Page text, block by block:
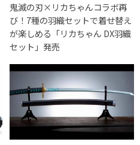
鬼滅の刃×リカちゃんコラボ再
び！7種の羽織セットで着せ替え
が楽しめる「リカちゃん DX羽織
セット」発売